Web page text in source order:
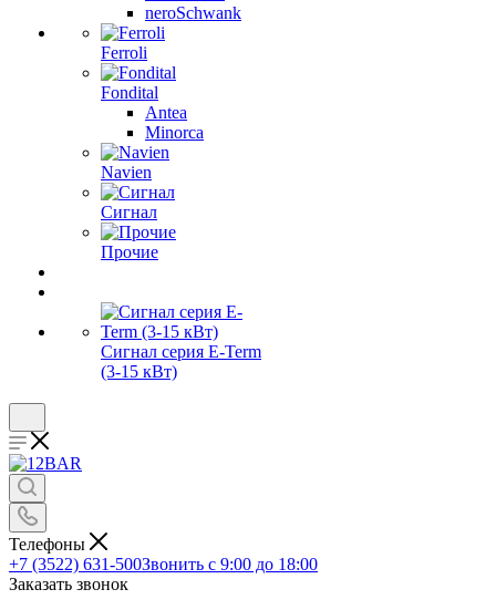
neroSchwank
Ferroli
Fondital
Antea
Minorca
Navien
Сигнал
Прочие
Сигнал серия E-Term
(3-15 кВт)
Телефоны
+7 (3522) 631-500Звонить с 9:00 до 18:00
Заказать звонок